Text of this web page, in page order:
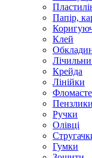
Папір,
Клей
Крейда
Лінійки
Пензлики
Ручки
Олівці
Гумки